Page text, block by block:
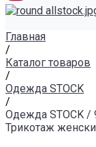
Главная
/
Каталог товаров
/
Одежда STOCK
/
Одежда STOCK /
Трикотаж